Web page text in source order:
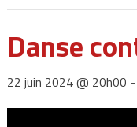
Danse
22 juin 2024 @ 20h00 -